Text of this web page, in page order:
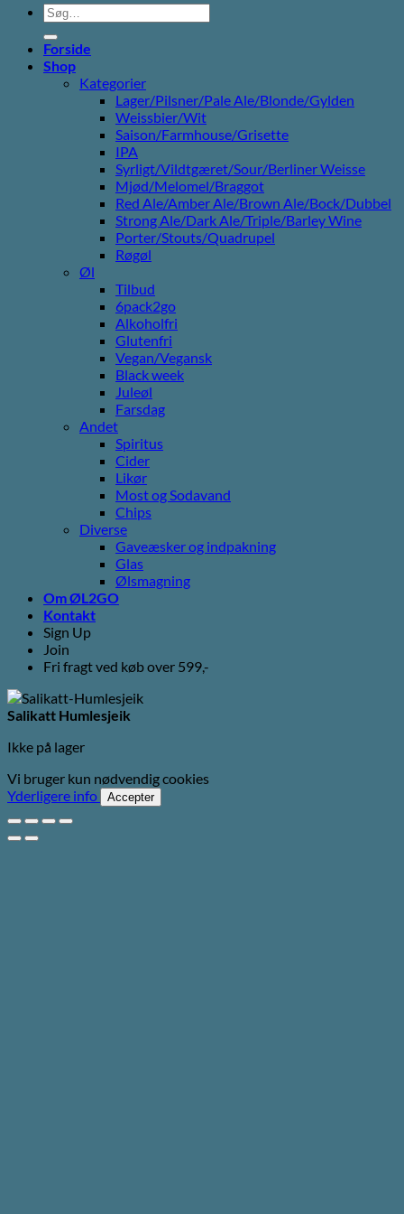
Søg
efter:
Forside
Shop
Kategorier
Lager/Pilsner/Pale Ale/Blonde/Gylden
Weissbier/Wit
Saison/Farmhouse/Grisette
IPA
Syrligt/Vildtgæret/Sour/Berliner Weisse
Mjød/Melomel/Braggot
Red Ale/Amber Ale/Brown Ale/Bock/Dubbel
Strong Ale/Dark Ale/Triple/Barley Wine
Porter/Stouts/Quadrupel
Røgøl
Øl
Tilbud
6pack2go
Alkoholfri
Glutenfri
Vegan/Vegansk
Black week
Juleøl
Farsdag
Andet
Spiritus
Cider
Likør
Most og Sodavand
Chips
Diverse
Gaveæsker og indpakning
Glas
Ølsmagning
Om ØL2GO
Kontakt
Sign Up
Join
Fri fragt ved køb over 599,-
Salikatt Humlesjeik
Ikke på lager
Vi bruger kun nødvendig cookies
Yderligere info
Accepter